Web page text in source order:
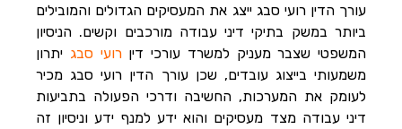
עורך הדין רועי סבג ייצג את המעסיקים הגדולים והמובילים
ביותר במשק בתיקי דיני עבודה מורכבים וקשים. הניסיון
המשפטי שצבר מעניק למשרד עורכי דיןרועי סבג יתרון
משמעותי בייצוג עובדים, שכן עורך הדין רועי סבג מכיר
לעומק את המערכות, החשיבה ודרכי הפעולה בתביעות
דיני עבודה מצד מעסיקים והוא ידע למנף ידע וניסיון זה